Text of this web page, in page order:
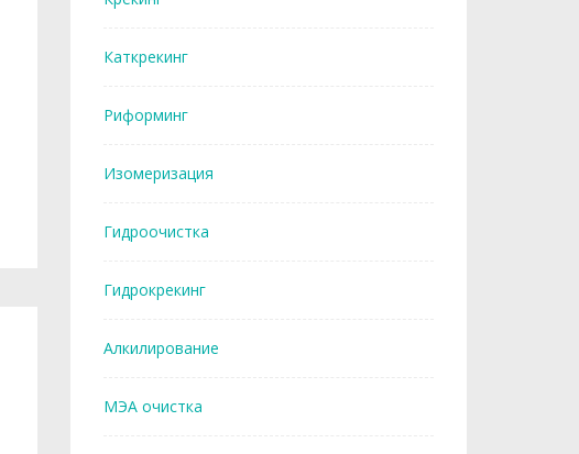
Каткрекинг
Риформинг
Изомеризация
Гидроочистка
Гидрокрекинг
Алкилирование
МЭА очистка